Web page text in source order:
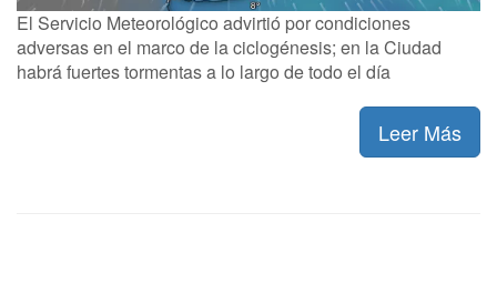
El Servicio Meteorológico advirtió por condiciones
adversas en el marco de la ciclogénesis; en la Ciudad
habrá fuertes tormentas a lo largo de todo el día
Leer Más